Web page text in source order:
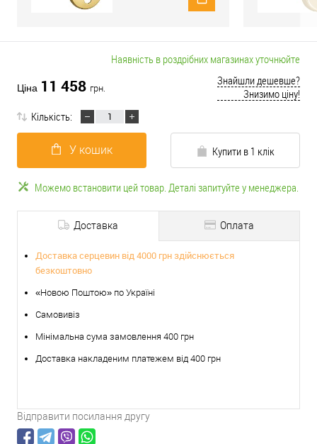
Наявність в роздрібних магазинах уточнюйте
Ціна 11 458 грн.
Знайшли дешевше?
Знизимо ціну!
Кількість:
У кошик Купити в 1 клік
Можемо встановити цей товар. Деталі запитуйте у менеджера.
Доставка Оплата
Доставка серцевин від 4000 грн здійснюється
безкоштовно
«Новою Поштою» по Україні
Самовивіз
Мінімальна сума замовлення 400 грн
Доставка накладеним платежем від 400 грн
Відправити посилання другу